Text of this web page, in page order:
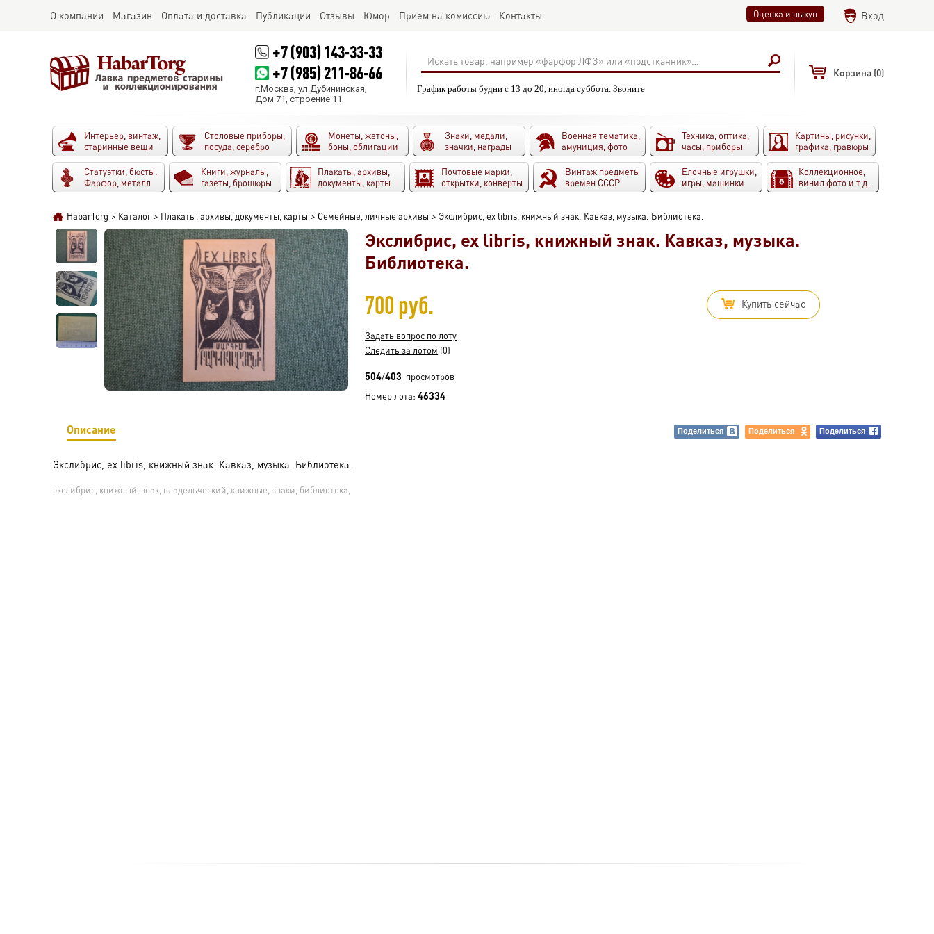
О компании Магазин Оплата и доставка Публикации Отзывы Юмор Прием на комиссию Контакты Оценка и выкуп Вход
+7 (903) 143-33-33
+7 (985) 211-86-66
г.Москва, ул.Дубининская,
Дом 71, строение 11
График работы будни с 13 до 20, иногда суббота. Звоните
Корзина (0)
Интерьер, винтаж,
старинные вещи
Столовые приборы,
посуда, серебро
Монеты, жетоны,
боны, облигации
Знаки, медали,
значки, награды
Военная тематика,
амуниция, фото
Техника, оптика,
часы, приборы
Картины, рисунки,
графика, гравюры
Статуэтки, бюсты.
Фарфор, металл
Книги, журналы,
газеты, брошюры
Плакаты, архивы,
документы, карты
Почтовые марки,
открытки, конверты
Винтаж предметы
времен СССР
Елочные игрушки,
игры, машинки
Коллекционное,
винил фото и т.д.
HabarTorg > Каталог > Плакаты, архивы, документы, карты > Семейные, личные архивы > Экслибрис, ex libris, книжный знак. Кавказ, музыка. Библиотека.
Экслибрис, ex libris, книжный знак. Кавказ, музыка.
Библиотека.
700 руб. Купить сейчас
Задать вопрос по лоту
Следить за лотом (0)
504/403 просмотров
Номер лота:46334
Описание Поделиться Поделиться Поделиться
Экслибрис, ex libris, книжный знак. Кавказ, музыка. Библиотека.
экслибрис, книжный, знак, владельческий, книжные, знаки, библиотека,